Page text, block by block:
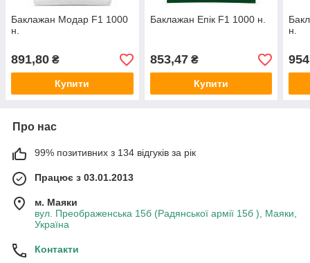
Баклажан Модар F1 1000
н.
891,80 ₴
Купити
Баклажан Епік F1 1000 н.
853,47₴
Купити
н.
954
Про нас
99% позитивних з 134 відгуків за рік
Працює з 03.01.2013
м. Маяки
вул. Преображенська 15б (Радянської армії 15б ), Маяки,
Україна
Контакти